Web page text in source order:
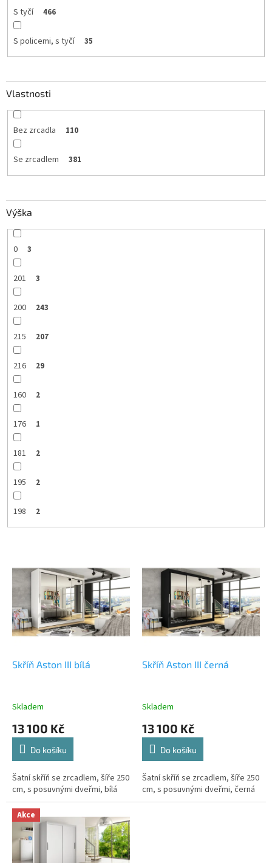
S tyčí 466
S policemi, s tyčí 35
Vlastnosti
Bez zrcadla 110
Se zrcadlem 381
Výška
0 3
201 3
200 243
215 207
216 29
160 2
176 1
181 2
195 2
198 2
p
p
Skříň Aston III bílá
Skladem
13 100 Kč
Do košíku
Šatní skříň se zrcadlem, šíře 250
cm, s posuvnými dveřmi, bílá
Skříň Aston III černá
Skladem
13 100 Kč
Do košíku
Šatní skříň se zrcadlem, šíře 250
cm, s posuvnými dveřmi, černá
Akce